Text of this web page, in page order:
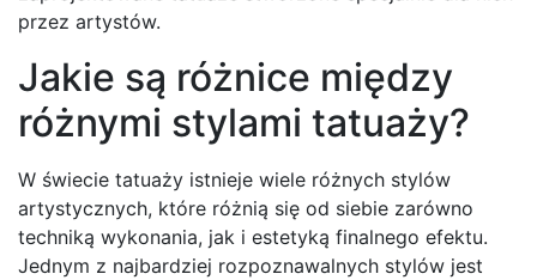
przez artystów.
Jakie są różnice między
różnymi stylami tatuaży?
W świecie tatuaży istnieje wiele różnych stylów
artystycznych, które różnią się od siebie zarówno
techniką wykonania, jak i estetyką finalnego efektu.
Jednym z najbardziej rozpoznawalnych stylów jest